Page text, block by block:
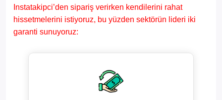
Instatakipci’den sipariş verirken kendilerini rahat
hissetmelerini istiyoruz, bu yüzden sektörün lideri iki
garanti sunuyoruz: